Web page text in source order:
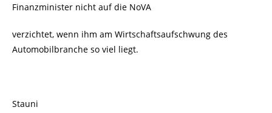
Finanzminister nicht auf die NoVA
verzichtet, wenn ihm am Wirtschaftsaufschwung des
Automobilbranche so viel liegt.
Stauni